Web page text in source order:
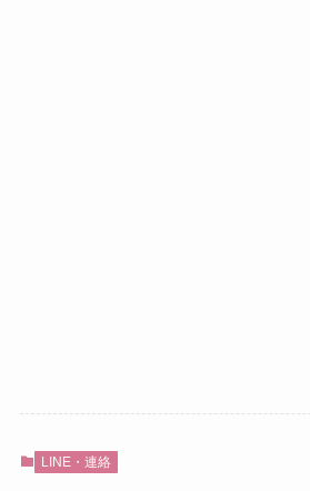
LINE・連絡